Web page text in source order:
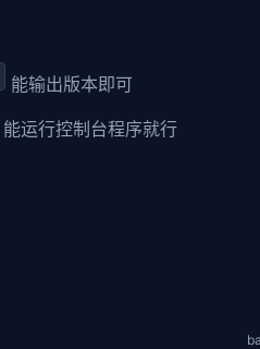
能输出版本即可
运行控制台程序就行